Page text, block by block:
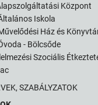
Központ
Iskola
Ház és
- Bölcsőde
Szociális
SZABÁLYZATOK